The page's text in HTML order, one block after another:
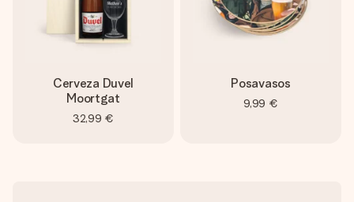
Cerveza Duvel
Moortgat
32,99 €
Posavasos
9,99 €